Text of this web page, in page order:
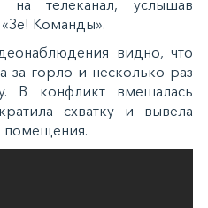
на телеканал, услышав
«Зе! Команды».
видно, что
за горло и несколько раз
В конфликт вмешалась
схватку и вывела
помещения.